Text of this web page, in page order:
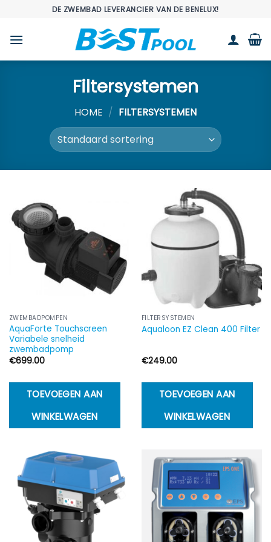
inhoud
DE ZWEMBAD LEVERANCIER VAN DE BENELUX!
Filtersystemen
HOME / FILTERSYSTEMEN
ZWEMBADPOMPEN
AquaForte Touchscreen
Variabele snelheid
zwembadpomp
€699.00
TOEVOEGEN AAN
WINKELWAGEN
FILTERSYSTEMEN
Aqualoon EZ Clean 400 Filter
€249.00
TOEVOEGEN AAN
WINKELWAGEN